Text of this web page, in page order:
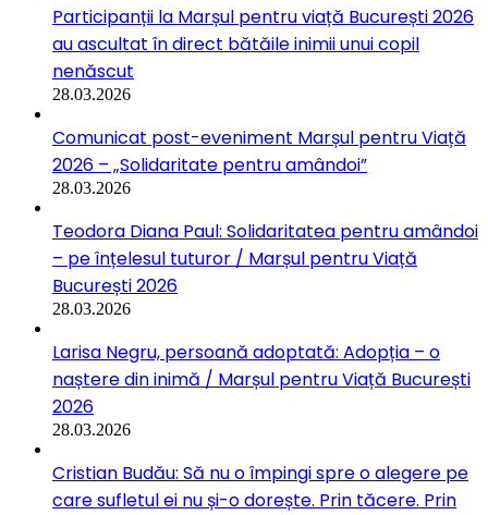
Participanții la Marșul pentru viață București 2026
au ascultat în direct bătăile inimii unui copil
nenăscut
28.03.2026
Comunicat post-eveniment Marșul pentru Viață
2026 – „Solidaritate pentru amândoi”
28.03.2026
Teodora Diana Paul: Solidaritatea pentru amândoi
– pe înțelesul tuturor / Marșul pentru Viață
București 2026
28.03.2026
Larisa Negru, persoană adoptată: Adopția – o
naștere din inimă / Marșul pentru Viață București
2026
28.03.2026
Cristian Budău: Să nu o împingi spre o alegere pe
care sufletul ei nu și-o dorește. Prin tăcere. Prin